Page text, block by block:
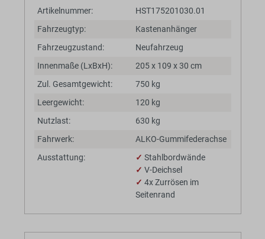
Artikelnummer:
HST175201030.01
Fahrzeugtyp:
Kastenanhänger
Fahrzeugzustand:
Neufahrzeug
Innenmaße (LxBxH):
205 x 109 x 30 cm
Zul. Gesamtgewicht:
750 kg
Leergewicht:
120 kg
Nutzlast:
630 kg
Fahrwerk:
ALKO-Gummifederachse
Ausstattung:
✓ Stahlbordwände
✓ V-Deichsel
✓ 4x Zurrösen im
Seitenrand